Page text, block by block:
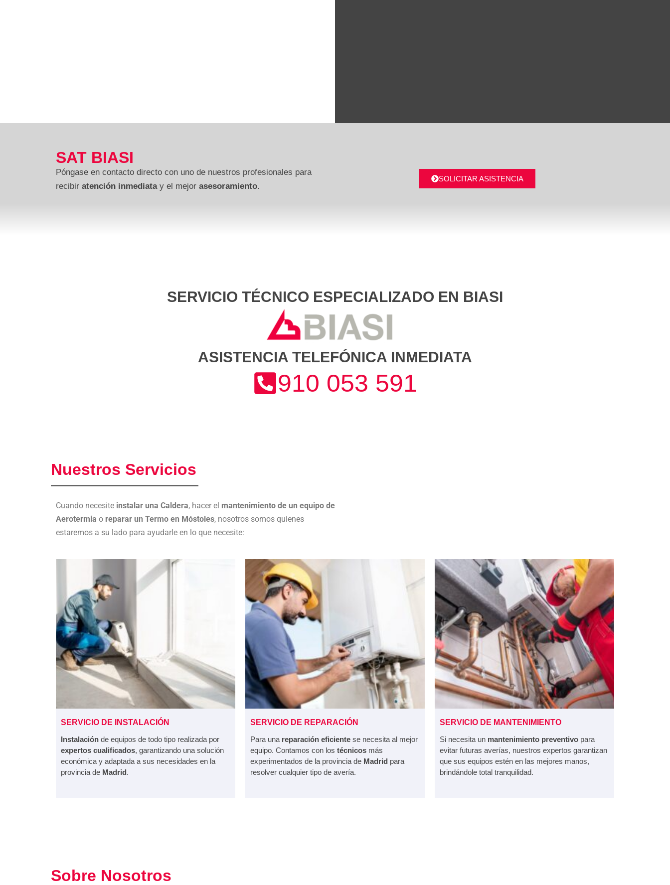
SAT BIASI
Póngase en contacto directo con uno de nuestros profesionales para
recibir atención inmediatay el mejor asesoramiento.
SOLICITAR ASISTENCIA
SERVICIO TÉCNICO ESPECIALIZADO EN BIASI
ASISTENCIA TELEFÓNICA INMEDIATA
910 053 591
Nuestros Servicios
Cuando necesite instalar una Caldera, hacer el mantenimiento de un equipo de
Aerotermia o reparar un Termo en Móstoles, nosotros somos quienes
estaremos a su lado para ayudarle en lo que necesite:
SERVICIO DE INSTALACIÓN
Instalación de equipos de todo tipo realizada por
expertos cualificados, garantizando una solución
económica y adaptada a sus necesidades en la
provincia de Madrid.
SERVICIO DE REPARACIÓN
Para una reparación eficiente se necesita al mejor
equipo. Contamos con los técnicos más
experimentados de la provincia de Madrid para
resolver cualquier tipo de avería.
SERVICIO DE MANTENIMIENTO
Si necesita un mantenimiento preventivo para
evitar futuras averías, nuestros expertos garantizan
que sus equipos estén en las mejores manos,
brindándole total tranquilidad.
Sobre Nosotros